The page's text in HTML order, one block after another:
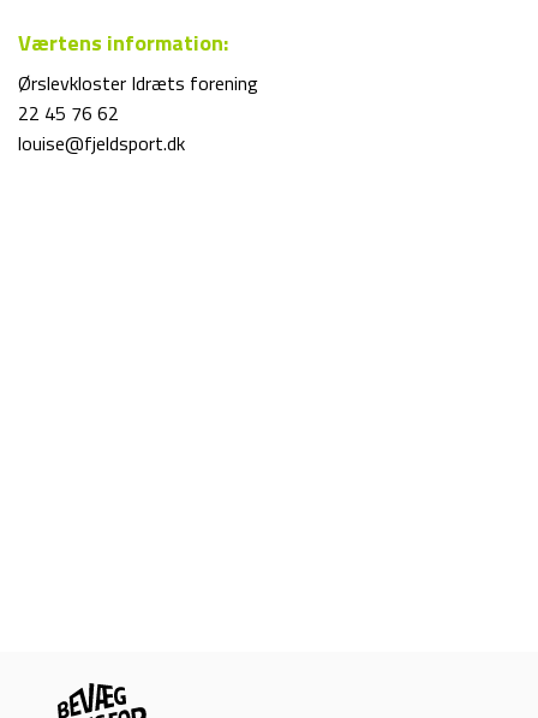
Værtens information:
Ørslevkloster Idræts forening
22 45 76 62
louise@fjeldsport.dk